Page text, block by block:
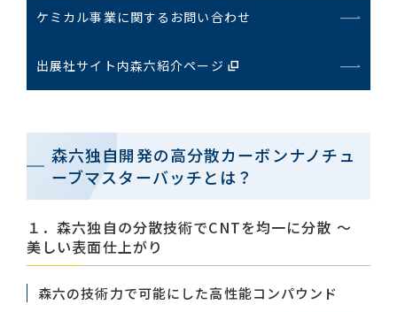
ケミカル事業に関するお問い合わせ
出展社サイト内森六紹介ページ
森六独自開発の高分散カーボンナノチュ
ーブマスターバッチとは？
１．森六独自の分散技術でCNTを均一に分散 ～
美しい表面仕上がり
森六の技術力で可能にした高性能コンパウンド